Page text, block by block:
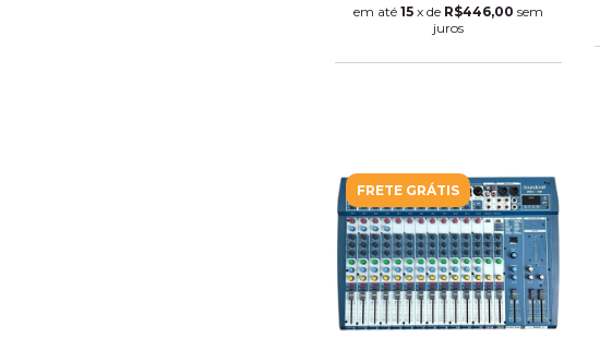
em até 15 x de R$446,00 sem
juros
FRETE GRÁTIS